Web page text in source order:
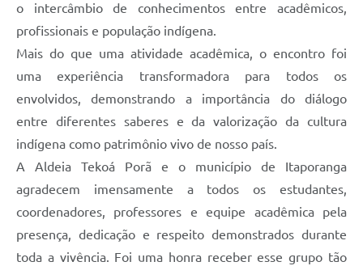
o intercâmbio de conhecimentos entre acadêmicos,
profissionais e população indígena.
Mais do que uma atividade acadêmica, o encontro foi
uma experiência transformadora para todos os
envolvidos, demonstrando a importância do diálogo
entre diferentes saberes e da valorização da cultura
indígena como patrimônio vivo de nosso país.
A Aldeia Tekoá Porã e o município de Itaporanga
agradecem imensamente a todos os estudantes,
coordenadores, professores e equipe acadêmica pela
presença, dedicação e respeito demonstrados durante
toda a vivência. Foi uma honra receber esse grupo tão